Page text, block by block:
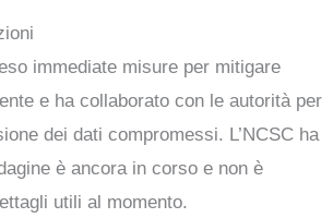
immediate misure per mitigare
e ha collaborato con le autorità per
dei dati compromessi. L’NCSC ha
è ancora in corso e non è
utili al momento.